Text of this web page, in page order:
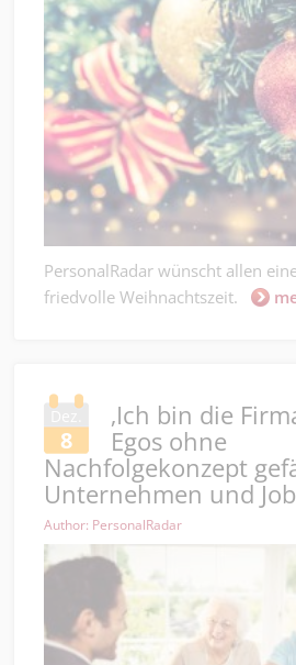
PersonalRadar wünscht allen
friedvolle Weihnachtszeit.
Dez.
8
‚Ich bin die
Egos ohne
Nachfolgekonzept
Unternehmen und
Author: PersonalRadar